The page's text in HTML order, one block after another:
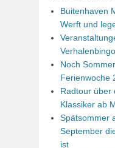
Buitenhaven
Werft und
Noch
Ferienwoche
Radtour über
Klassiker ab
Spätsommer
September
ist